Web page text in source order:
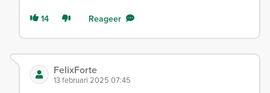
14 Reageer
FelixForte
13 februari 2025 07:45